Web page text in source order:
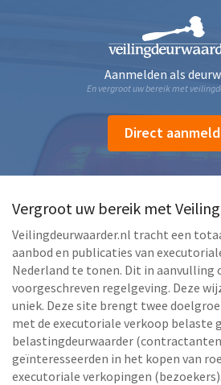
Aanmelden als
En vergroot uw bereik met
Direct
Vergroot uw bereik met
Veilingdeurwaarder.nl tracht een
aanbod en publicaties van
Nederland te tonen. Dit in aanvulling
voorgeschreven regelgeving. Deze
uniek. Deze site brengt twee
met de executoriale verkoop belaste
belastingdeurwaarder
geïnteresseerden in het kopen van
executoriale verkopingen (bezoekers).